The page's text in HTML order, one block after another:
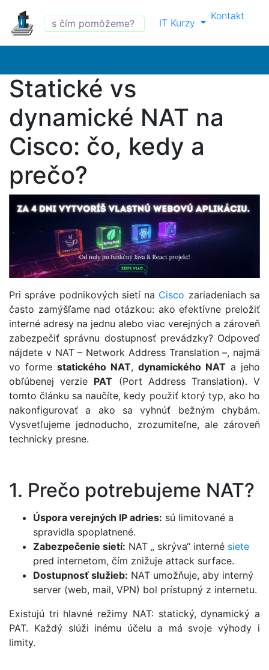
IT Kurzy
Kontakt
Statické vs
dynamické NAT na
Cisco: čo, kedy a
prečo?
Pri správe podnikových sietí na Cisco zariadeniach sa
často zamýšľame nad otázkou: ako efektívne preložiť
interné adresy na jednu alebo viac verejných a zároveň
zabezpečiť správnu dostupnosť prevádzky? Odpoveď
nájdete v NAT – Network Address Translation –, najmä
vo forme statického NAT, dynamického NAT a jeho
obľúbenej verzie PAT (Port Address Translation). V
tomto článku sa naučíte, kedy použiť ktorý typ, ako ho
nakonfigurovať a ako sa vyhnúť bežným chybám.
Vysvetľujeme jednoducho, zrozumiteľne, ale zároveň
technicky presne.
1. Prečo potrebujeme NAT?
Úspora verejných IP adries: sú limitované a
spravidla spoplatnené.
Zabezpečenie sietí: NAT „ skrýva“ interné siete
pred internetom, čím znižuje attack surface.
Dostupnosť služieb: NAT umožňuje, aby interný
server (web, mail, VPN) bol prístupný z internetu.
Existujú tri hlavné režimy NAT: statický, dynamický a
PAT. Každý slúži inému účelu a má svoje výhody i
limity.